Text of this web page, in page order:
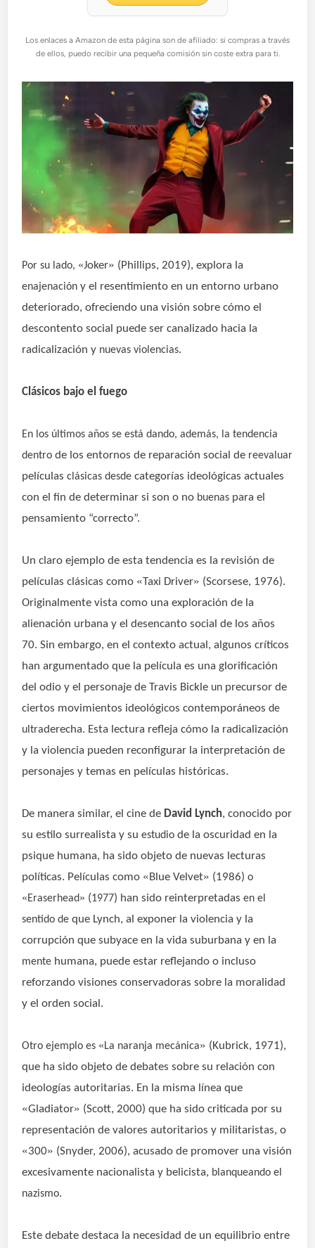
Los enlaces a Amazon de esta página son de afiliado: si compras a través
de ellos, puedo recibir una pequeña comisión sin coste extra para ti.
Por su lado, «Joker» (Phillips, 2019), explora la
enajenación y el resentimiento en un entorno urbano
deteriorado, ofreciendo una visión sobre cómo el
descontento social puede ser canalizado hacia la
radicalización y nuevas violencias.
Clásicos bajo el fuego
En los últimos años se está dando, además, la tendencia
dentro de los entornos de reparación social de reevaluar
películasclásicas desdecategorías ideológicas actuales
con el fin de determinar si son o no buenas para el
pensamiento “correcto”.
Un claro ejemplo de esta tendencia es la revisión de
películas clásicas como «Taxi Driver» (Scorsese, 1976).
Originalmente vista como una exploración de la
alienación urbana y el desencanto social de los años
70. Sin embargo, en el contexto actual, algunos críticos
han argumentado que la película es una glorificación
del odio y el personaje de Travis Bickle un precursor de
ciertos movimientos ideológicos contemporáneosde
ultraderecha. Esta lectura refleja cómo la radicalización
y la violencia pueden reconfigurar la interpretación de
personajes y temas en películas históricas.
De manera similar, el cine de David Lynch, conocido por
su estilo surrealista y suestudio de la oscuridad en la
psique humana, ha sido objeto de nuevas lecturas
políticas. Películas como «Blue Velvet» (1986)o
«Eraserhead» (1977) han sido reinterpretadasen el
sentido deque Lynch, al exponer la violencia y la
corrupción que subyace en la vida suburbana y en la
mente humana, puede estar reflejando o incluso
reforzando visiones conservadoras sobre la moralidad
y el orden social.
Otro ejemplo es «La naranja mecánica» (Kubrick, 1971),
que ha sido objeto de debates sobre su relación con
ideologías autoritarias. En la misma línea que
«Gladiator» (Scott, 2000) que ha sido criticada por su
representación de valores autoritarios y militaristas, o
«300» (Snyder, 2006), acusado de promover una visión
excesivamente nacionalista y belicista, blanqueando el
nazismo.
Este debate destaca la necesidad de un equilibrio entre